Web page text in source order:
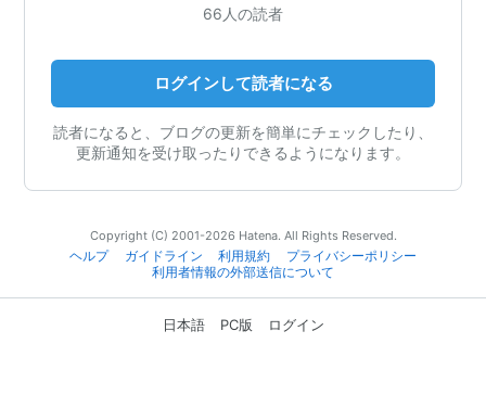
66人の読者
ログインして読者になる
読者になると、ブログの更新を簡単にチェックしたり、
更新通知を受け取ったりできるようになります。
Copyright (C) 2001-2026 Hatena. All Rights Reserved.
ヘルプ
ガイドライン 利用規約
プライバシーポリシー
利用者情報の外部送信について
日本語 PC版 ログイン